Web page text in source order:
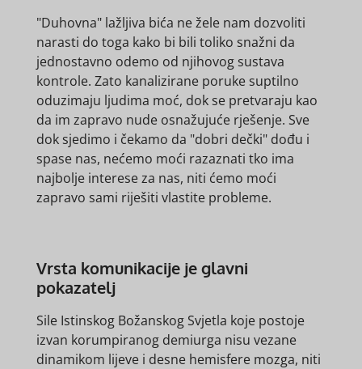
"Duhovna" lažljiva bića ne žele nam dozvoliti
narasti do toga kako bi bili toliko snažni da
jednostavno odemo od njihovog sustava
kontrole. Zato kanalizirane poruke suptilno
oduzimaju ljudima moć, dok se pretvaraju kao
da im zapravo nude osnažujuće rješenje. Sve
dok sjedimo i čekamo da "dobri dečki" dođu i
spase nas, nećemo moći razaznati tko ima
najbolje interese za nas, niti ćemo moći
zapravo sami riješiti vlastite probleme.
Vrsta komunikacije je glavni
pokazatelj
Sile Istinskog Božanskog Svjetla koje postoje
izvan korumpiranog demiurga nisu vezane
dinamikom lijeve i desne hemisfere mozga, niti